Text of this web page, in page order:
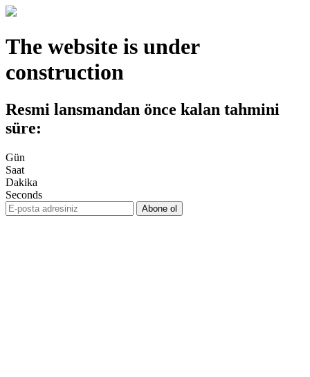
The website is under
construction
Resmi lansmandan önce kalan tahmini
süre:
Gün
Saat
Dakika
Seconds